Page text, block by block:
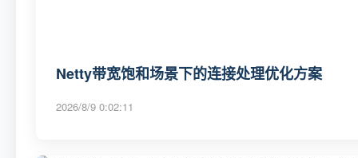
Netty带宽饱和场景下的连接处理优化方案
2026/8/9 0:02:11